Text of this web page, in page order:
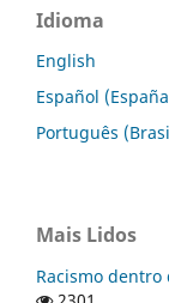
Idioma
English
Español
Português
Mais Lidos
Racismo